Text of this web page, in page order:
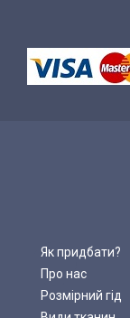
Як придбати?
Про нас
Розмірний гід